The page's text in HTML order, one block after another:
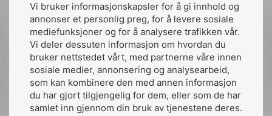
Vi bruker informasjonskapsler for å gi innhold og
annonser et personlig preg, for å levere sosiale
mediefunksjoner og for å analysere trafikken vår.
Vi deler dessuten informasjon om hvordan du
bruker nettstedet vårt, med partnerne våre innen
sosiale medier, annonsering og analysearbeid,
som kan kombinere den med annen informasjon
du har gjort tilgjengelig for dem, eller som de har
samlet inn gjennom din bruk av tjenestene deres.
Kontakt oss
Til
toppen